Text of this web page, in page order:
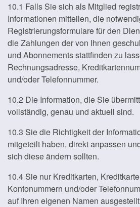
10.1 Falls Sie sich als Mitglied
Informationen mitteilen, die
Registrierungsformulare für den
die Zahlungen der von Ihnen
und Abonnements stattfinden zu
Rechnungsadresse,
und/oder Telefonnummer.
10.2 Die Information, die Sie
vollständig, genau und aktuell sind.
10.3 Sie die Richtigkeit der
mitgeteilt haben, direkt anpassen
sich diese ändern sollten.
10.4 Sie nur Kreditkarten,
Kontonummern und/oder
auf Ihren eigenen Namen